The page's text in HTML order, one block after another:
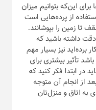
این‌که بتوانیم میزان
از پرده‌هایی است
تا زمین را بپوشانند.
داشته باشید که
برده‌اید نیز بسیار مهم
تأثیر بیشتری برای
در ابتدا فکر کنید که
از انجام آن متوجه
به اتاق و منزل‌تان